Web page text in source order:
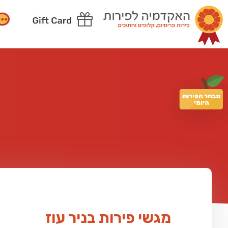
מבחר הפירות
היומי
מגשי פירות בניר עוז